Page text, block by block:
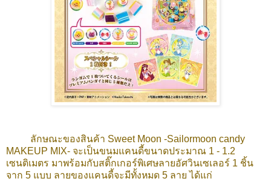
ลักษณะของสินค้า Sweet Moon -Sailormoon candy
MAKEUP MIX- จะเป็นขนมแคนดี้ขนาดประมาณ 1 - 1.2
เซนติเมตร มาพร้อมกับสติ๊กเกอร์พิเศษลายอัศวินเซเลอร์ 1 ชิ้น
จาก 5 แบบ ลายของแคนดี้จะมีทั้งหมด 5 ลาย ได้แก่